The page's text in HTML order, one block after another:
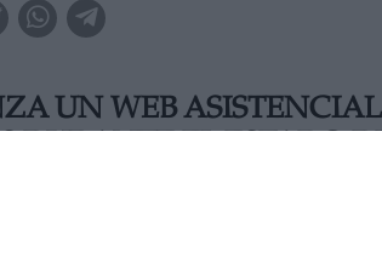
UN WEB ASISTENCIAL